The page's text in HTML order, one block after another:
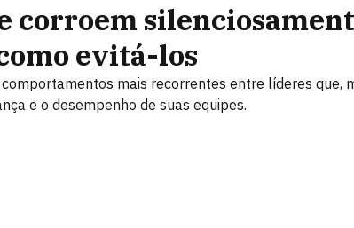
corroem
evitá-los
mais recorrentes entre líderes que,
e o desempenho de suas equipes.